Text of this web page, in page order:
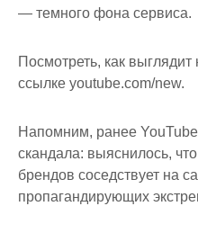
— темного фона сервиса.
Посмотреть, как
ссылке youtube.com/new.
Напомним, ранее
скандала: выяснилось,
брендов соседствует на
пропагандирующих